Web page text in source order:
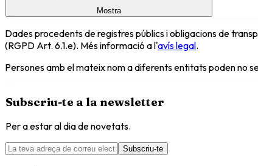
Mostra
Dades procedents de registres públics i obligacions de
(RGPD Art. 6.1.e). Més informació a l'avís legal.
Persones amb el mateix nom a diferents entitats poden no
Subscriu-te a la newsletter
Per a estar al dia de novetats.
Subscriu-te